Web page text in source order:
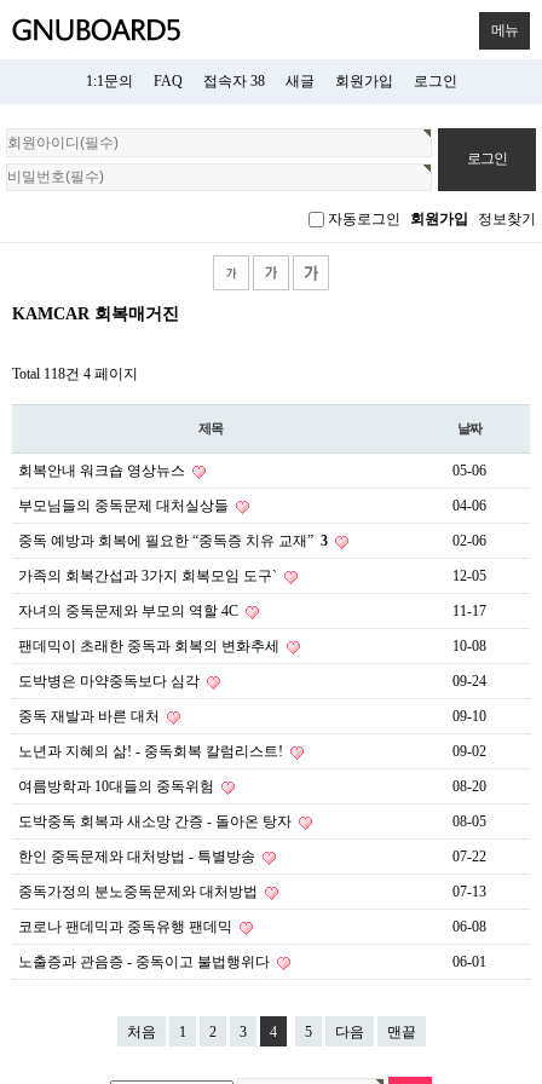
메뉴
1:1문의 FAQ 접속자 38 새글 회원가입 로그인
회
원
로
자동로그인 회원가입 정보찾기
KAMCAR 회복매거진
Total 118건 4 페이지
제목 날짜
회복안내 워크숍 영상뉴스 05-06
부모님들의 중독문제 대처실상들 04-06
중독 예방과 회복에 필요한 “중독증 치유 교재” 3 02-06
가족의 회복간섭과 3가지 회복모임 도구` 12-05
자녀의 중독문제와 부모의 역할 4C 11-17
팬데믹이 초래한 중독과 회복의 변화추세 10-08
도박병은 마약중독보다 심각 09-24
중독 재발과 바른 대처 09-10
노년과 지혜의 삶! - 중독회복 칼럼리스트! 09-02
여름방학과 10대들의 중독위험 08-20
도박중독 회복과 새소망 간증 - 돌아온 탕자 08-05
한인 중독문제와 대처방법 - 특별방송 07-22
중독가정의 분노중독문제와 대처방법 07-13
코로나 팬데믹과 중독유행 팬데믹 06-08
노출증과 관음증 - 중독이고 불법행위다 06-01
처음 1 2 3 4 5 다음 맨끝